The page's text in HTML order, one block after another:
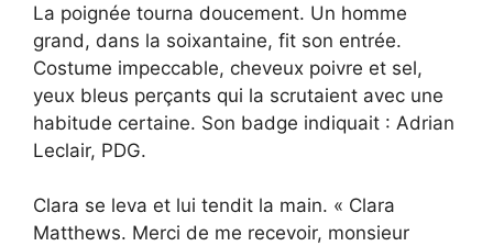
La poignée tourna doucement. Un homme
grand, dans la soixantaine, fit son entrée.
Costume impeccable, cheveux poivre et sel,
yeux bleus perçants qui la scrutaient avec une
habitude certaine. Son badge indiquait : Adrian
Leclair, PDG.
Clara se leva et lui tendit la main. « Clara
Matthews. Merci de me recevoir, monsieur